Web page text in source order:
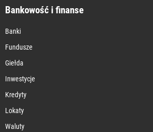
Bankowość i finanse
Banki
Fundusze
Giełda
Inwestycje
Kredyty
Lokaty
Waluty